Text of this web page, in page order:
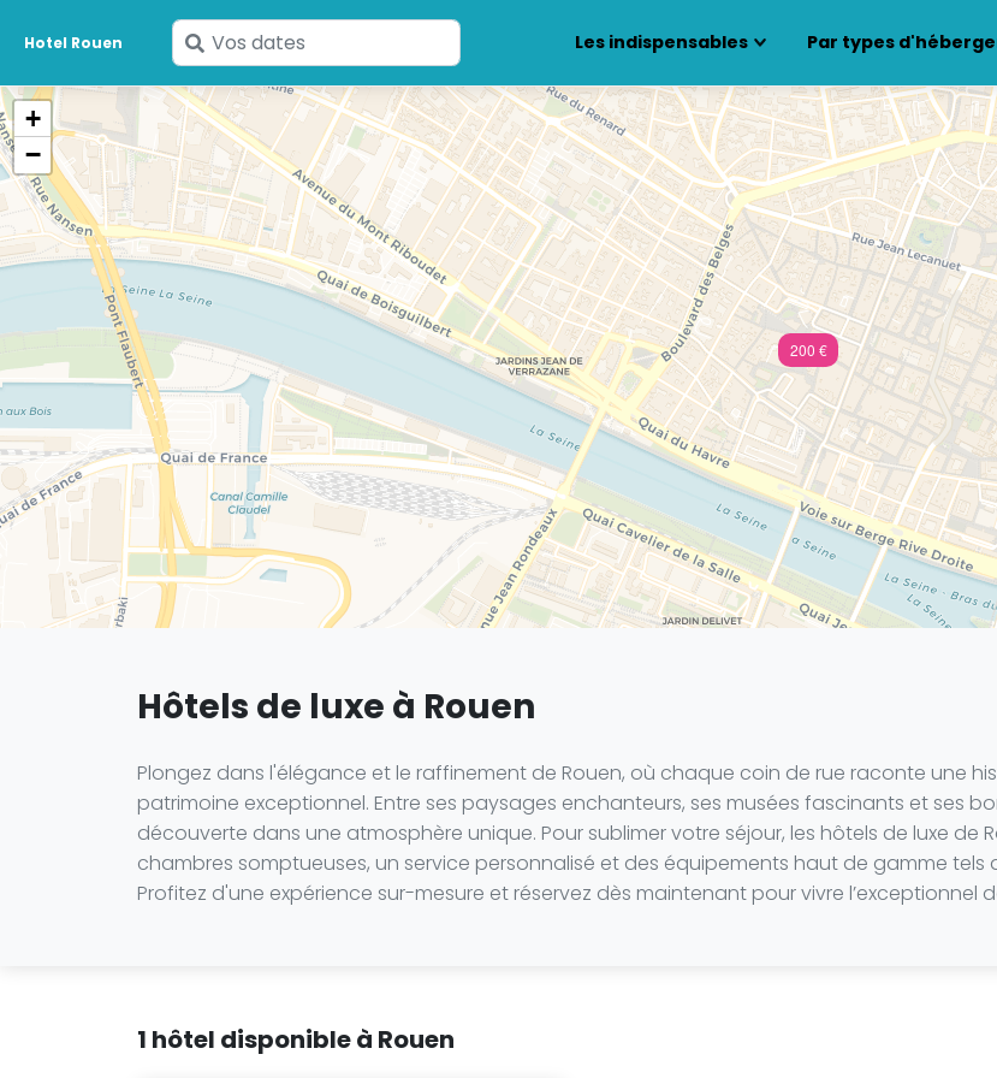
Hotel Rouen
Saisissez
vos
dates
Les indispensables Par types
200 €
+
−
Hôtels de luxe à Rouen
Plongez dans l'élégance et le raffinement de Rouen, où chaque coin de rue raconte une
patrimoine exceptionnel. Entre ses paysages enchanteurs, ses musées fascinants et ses
découverte dans une atmosphère unique. Pour sublimer votre séjour, les hôtels de luxe
chambres somptueuses, un service personnalisé et des équipements haut de gamme tels
Profitez d'une expérience sur-mesure et réservez dès maintenant pour vivre l’exceptionnel
1 hôtel disponible à Rouen